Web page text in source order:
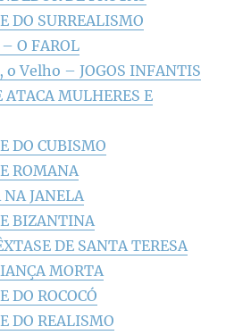
DO SURREALISMO
O FAROL
Velho – JOGOS INFANTIS
ATACA MULHERES E
DO CUBISMO
ROMANA
JANELA
BIZANTINA
DE SANTA TERESA
MORTA
DO ROCOCÓ
DO REALISMO